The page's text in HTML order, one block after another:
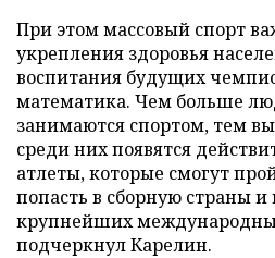
При этом массовый спорт
укрепления здоровья
воспитания будущих
математика. Чем больше
занимаются спортом, тем
среди них появятся
атлеты, которые смогут
попасть в сборную страны
крупнейших
подчеркнул Карелин.